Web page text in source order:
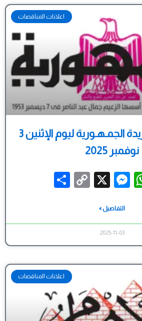
اعلانات المناقصات
اعلانات عـدد جـريدة الجمـهـورية ليوم الإثنين 3
نوفمبر 2025
WhatsApp
Messenger
X
Copy
التفاصيل »
2025-11-03
اعلانات المناقصات